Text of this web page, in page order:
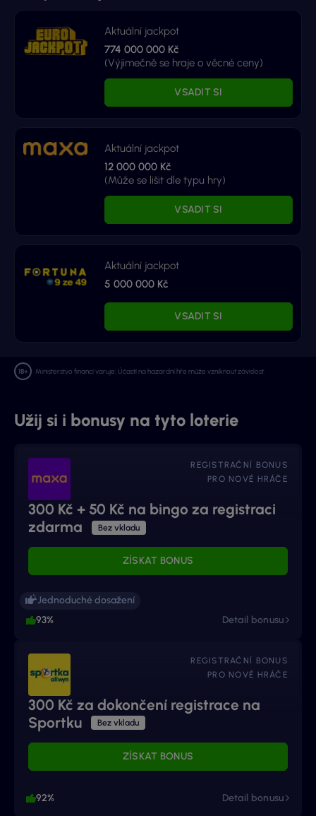
Aktuální jackpot
774 000 000 Kč
(Výjimečně se hraje o věcné ceny)
VSADIT SI
Aktuální jackpot
12 000 000 Kč
(Může se lišit dle typu hry)
VSADIT SI
Aktuální jackpot
5 000 000 Kč
VSADIT SI
Ministerstvo financí varuje: Účastí na hazardní hře může vzniknout závislost.
Užij si i bonusy na tyto loterie
REGISTRAČNÍ BONUS
PRO NOVÉ HRÁČE
300 Kč + 50 Kč na bingo za registraci
zdarma
Bez vkladu
ZÍSKAT BONUS
Jednoduché dosažení
93%
Detail bonusu
REGISTRAČNÍ BONUS
PRO NOVÉ HRÁČE
300 Kč za dokončení registrace na
Sportku
Bez vkladu
ZÍSKAT BONUS
92% Detail bonusu